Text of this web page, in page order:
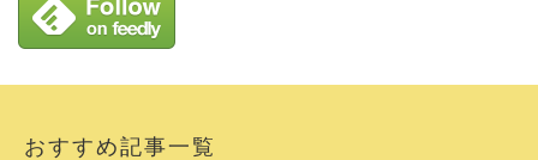
おすすめ記事一覧